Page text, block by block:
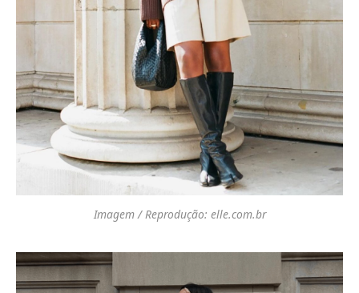
Imagem / Reprodução: elle.com.br